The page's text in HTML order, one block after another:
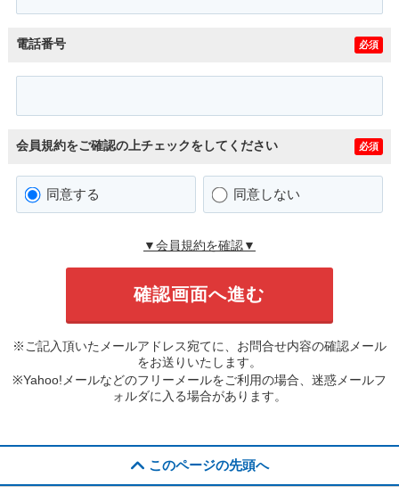
電話番号 必須
会員規約をご確認の上チェックをしてください 必須
同意する 同意しない
▼会員規約を確認▼
※ご記入頂いたメールアドレス宛てに、お問合せ内容の確認メール
をお送りいたします。
※Yahoo!メールなどのフリーメールをご利用の場合、迷惑メールフ
ォルダに入る場合があります。
このページの先頭へ